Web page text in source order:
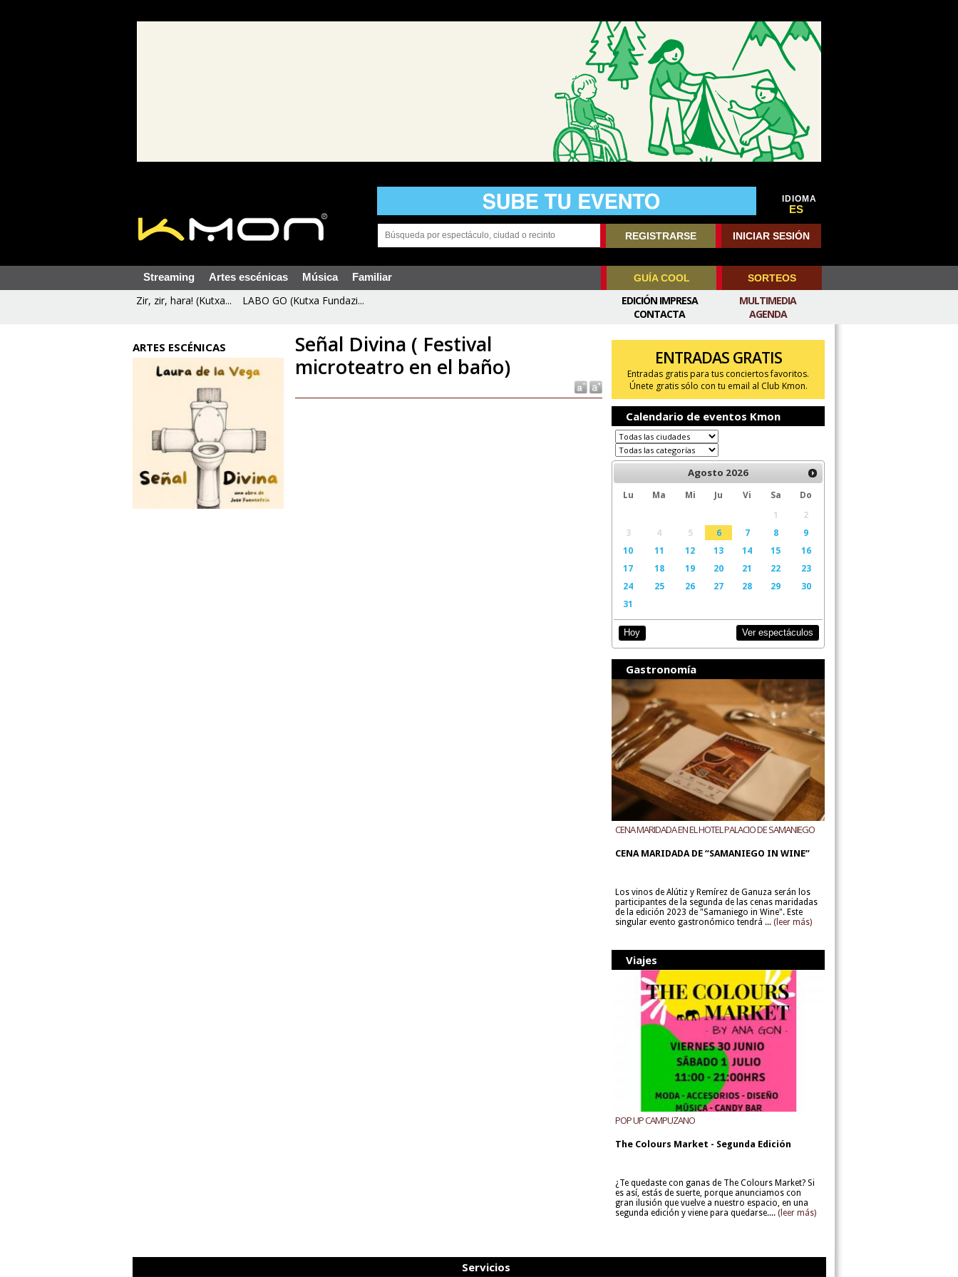
IDIOMA
ES
REGISTRARSE INICIAR SESIÓN
Streaming Artes escénicas Música Familiar GUÍA COOL SORTEOS
Zir, zir, hara! (Kutxa... LABO GO (Kutxa Fundazi...
MULTIMEDIA
AGENDA
EDICIÓN IMPRESA
CONTACTA
ARTES ESCÉNICAS
Señal Divina ( Festival
microteatro en el baño)
ENTRADAS GRATIS
Entradas gratis para tus conciertos favoritos.
Únete gratis sólo con tu email al Club Kmon.
Calendario de eventos Kmon
Agosto 2026
Lu Ma Mi Ju Vi Sa
Do
1
2
3
4 5 6 7 8
9
10
11 12 13 14 15
16
17
18 19 20 21 22
23
24
25 26 27 28 29
30
31
Hoy Ver espectáculos
Gastronomía
CENA MARIDADA EN EL HOTEL PALACIO DE SAMANIEGO
CENA MARIDADA DE “SAMANIEGO IN WINE”
Los vinos de Alútiz y Remírez de Ganuza serán los
participantes de la segunda de las cenas maridadas
de la edición 2023 de "Samaniego in Wine". Este
singular evento gastronómico tendrá ... (leer más)
Viajes
POP UP CAMPUZANO
The Colours Market - Segunda Edición
¿Te quedaste con ganas de The Colours Market? Si
es así, estás de suerte, porque anunciamos con
gran ilusión que vuelve a nuestro espacio, en una
segunda edición y viene para quedarse.... (leer más)
Servicios